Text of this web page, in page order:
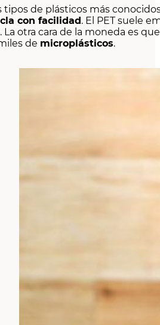
tipos de plásticos más
con facilidad . El PET suele
otra cara de la moneda es
de microplásticos.